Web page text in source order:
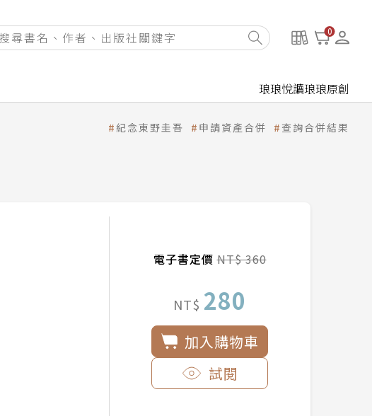
0
琅琅悅讀琅琅原創
紀念東野圭吾 申請資產合併 查詢合併結果
電子書定價NT$ 360
NT$ 280
加入購物車
試閱